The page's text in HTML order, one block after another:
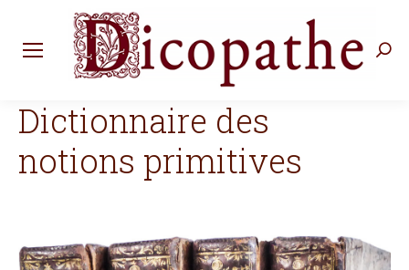
Dictionnaire des
notions primitives